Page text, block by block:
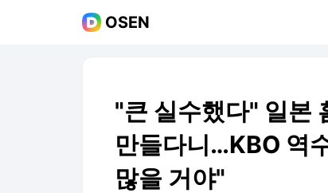
OSEN
"큰 실수했다" 일본
만들다니…KBO 역
많을 거야"